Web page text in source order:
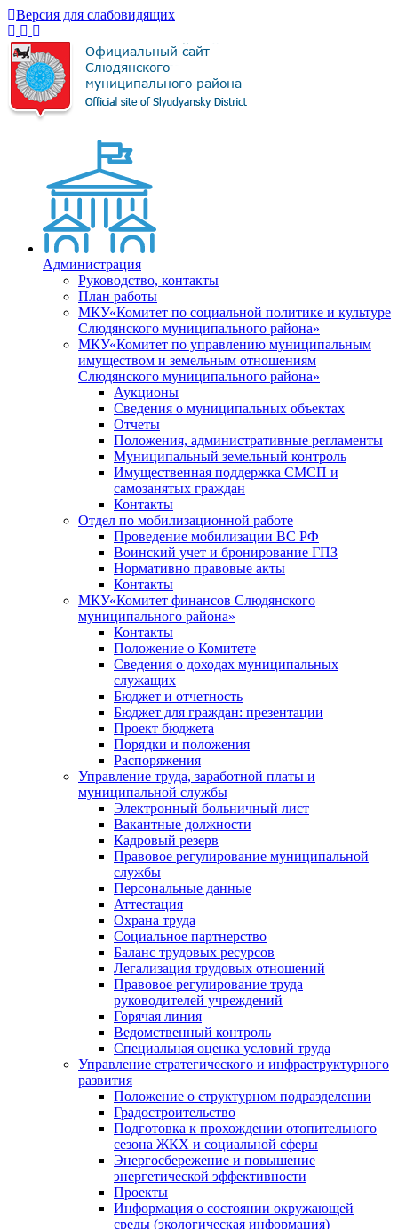
Версия для слабовидящих
Администрация
Руководство, контакты
План работы
МКУ«Комитет по социальной политике и культуре
Слюдянского муниципального района»
МКУ«Комитет по управлению муниципальным
имуществом и земельным отношениям
Слюдянского муниципального района»
Аукционы
Сведения о муниципальных объектах
Отчеты
Положения, административные регламенты
Муниципальный земельный контроль
Имущественная поддержка СМСП и
самозанятых граждан
Контакты
Отдел по мобилизационной работе
Проведение мобилизации ВС РФ
Воинский учет и бронирование ГПЗ
Нормативно правовые акты
Контакты
МКУ«Комитет финансов Слюдянского
муниципального района»
Контакты
Положение о Комитете
Сведения о доходах муниципальных
служащих
Бюджет и отчетность
Бюджет для граждан: презентации
Проект бюджета
Порядки и положения
Распоряжения
Управление труда, заработной платы и
муниципальной службы
Электронный больничный лист
Вакантные должности
Кадровый резерв
Правовое регулирование муниципальной
службы
Персональные данные
Аттестация
Охрана труда
Социальное партнерство
Баланс трудовых ресурсов
Легализация трудовых отношений
Правовое регулирование труда
руководителей учреждений
Горячая линия
Ведомственный контроль
Специальная оценка условий труда
Управление стратегического и инфраструктурного
развития
Положение о структурном подразделении
Градостроительство
Подготовка к прохождении отопительного
сезона ЖКХ и социальной сферы
Энергосбережение и повышение
энергетической эффективности
Проекты
Информация о состоянии окружающей
среды (экологическая информация)